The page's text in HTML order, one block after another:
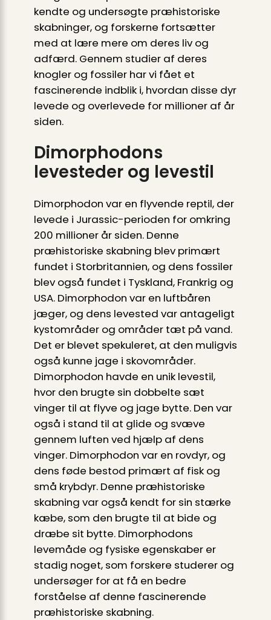
kendte og undersøgte præhistoriske
skabninger, og forskerne fortsætter
med at lære mere om deres liv og
adfærd. Gennem studier af deres
knogler og fossiler har vi fået et
fascinerende indblik i, hvordan disse dyr
levede og overlevede for millioner af år
siden.
Dimorphodons
levesteder og levestil
Dimorphodon var en flyvende reptil, der
levede i Jurassic-perioden for omkring
200 millioner år siden. Denne
præhistoriske skabning blev primært
fundet i Storbritannien, og dens fossiler
blev også fundet i Tyskland, Frankrig og
USA. Dimorphodon var en luftbåren
jæger, og dens levested var antageligt
kystområder og områder tæt på vand.
Det er blevet spekuleret, at den muligvis
også kunne jage i skovområder.
Dimorphodon havde en unik levestil,
hvor den brugte sin dobbelte sæt
vinger til at flyve og jage bytte. Den var
også i stand til at glide og svæve
gennem luften ved hjælp af dens
vinger. Dimorphodon var en rovdyr, og
dens føde bestod primært af fisk og
små krybdyr. Denne præhistoriske
skabning var også kendt for sin stærke
kæbe, som den brugte til at bide og
dræbe sit bytte. Dimorphodons
levemåde og fysiske egenskaber er
stadig noget, som forskere studerer og
undersøger for at få en bedre
forståelse af denne fascinerende
præhistoriske skabning.